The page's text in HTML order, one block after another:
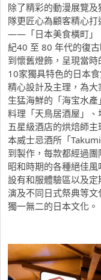
除了精彩的動漫展覽
隊更匠心為顧客精心
——「日本美食橫町」
紀40 至 80 年代的復
到懷舊燈飾，呈現當
10家獨具特色的日本
精心設計及主理，為
生猛海鮮的「海宝水
料理「天鳥居酒屋」
五星級酒店的烘焙師
本威士忌酒所「
到製作，每款都經過
昭和時期的各種絕佳
設有和服體驗區以及
演及不同日式祭典等
獨一無二的日本文化。